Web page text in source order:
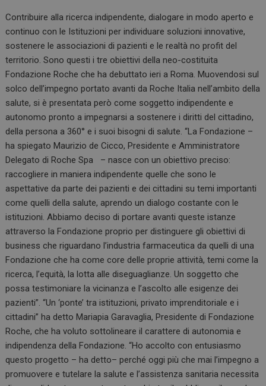
ce
b
o
o
k
ke
dI
n
at
s
A
p
p
Contribuire alla ricerca indipendente, dialogare in modo aperto e
continuo con le Istituzioni per individuare soluzioni innovative,
sostenere le associazioni di pazienti e le realtà no profit del
territorio. Sono questi i tre obiettivi della neo-costituita
Fondazione Roche che ha debuttato ieri a Roma. Muovendosi sul
solco dell’impegno portato avanti da Roche Italia nell’ambito della
salute, si è presentata però come soggetto indipendente e
autonomo pronto a impegnarsi a sostenere i diritti del cittadino,
della persona a 360° e i suoi bisogni di salute. “La Fondazione –
ha spiegato Maurizio de Cicco, Presidente e Amministratore
Delegato di Roche Spa – nasce con un obiettivo preciso:
raccogliere in maniera indipendente quelle che sono le
aspettative da parte dei pazienti e dei cittadini su temi importanti
come quelli della salute, aprendo un dialogo costante con le
istituzioni. Abbiamo deciso di portare avanti queste istanze
attraverso la Fondazione proprio per distinguere gli obiettivi di
business che riguardano l’industria farmaceutica da quelli di una
Fondazione che ha come core delle proprie attività, temi come la
ricerca, l’equità, la lotta alle diseguaglianze. Un soggetto che
possa testimoniare la vicinanza e l’ascolto alle esigenze dei
pazienti”. “Un ‘ponte’ tra istituzioni, privato imprenditoriale e i
cittadini” ha detto Mariapia Garavaglia, Presidente di Fondazione
Roche, che ha voluto sottolineare il carattere di autonomia e
indipendenza della Fondazione. “Ho accolto con entusiasmo
questo progetto – ha detto– perché oggi più che mai l’impegno a
promuovere e tutelare la salute e l’assistenza sanitaria necessita